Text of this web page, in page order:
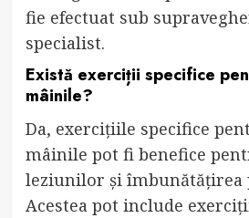
fie efectuat sub
specialist.
Există exerciții specifice
mâinile?
Da, exercițiile specifice
mâinile pot fi benefice
leziunilor și îmbunătățirea
Acestea pot include